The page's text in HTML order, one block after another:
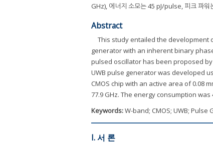
GHz), 에너지 소모는 45 pJ/pulse, 피크 파워
Abstract
This study entailed the development
generator with an inherent binary
pulsed oscillator has been proposed
UWB pulse generator was developed
CMOS chip with an active area of 0.08
77.9 GHz. The energy consumption
Keywords:W-band; CMOS; UWB; Pulse
I. 서 론